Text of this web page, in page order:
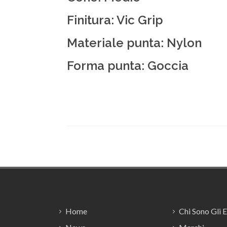
Finitura: Vic Grip
Materiale punta: Nylon
Forma punta: Goccia
Home
Chi Sono Gli